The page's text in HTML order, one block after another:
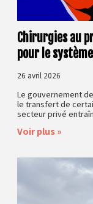
Chirurgies au
pour le système
26 avril 2026
Le gouvernement
le transfert de
secteur privé
Voir plus »